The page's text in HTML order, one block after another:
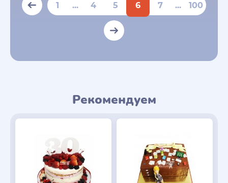
1 ... 4 5 6 7 ... 100
Рекомендуем